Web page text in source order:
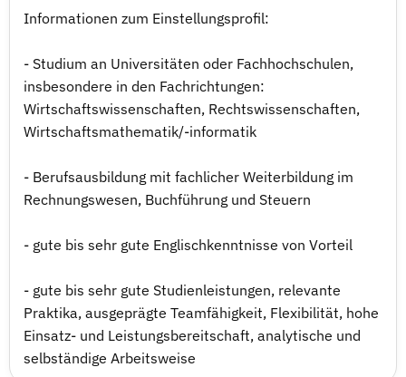
Informationen zum Einstellungsprofil:
- Studium an Universitäten oder Fachhochschulen,
insbesondere in den Fachrichtungen:
Wirtschaftswissenschaften, Rechtswissenschaften,
Wirtschaftsmathematik/-informatik
- Berufsausbildung mit fachlicher Weiterbildung im
Rechnungswesen, Buchführung und Steuern
- gute bis sehr gute Englischkenntnisse von Vorteil
- gute bis sehr gute Studienleistungen, relevante
Praktika, ausgeprägte Teamfähigkeit, Flexibilität, hohe
Einsatz- und Leistungsbereitschaft, analytische und
selbständige Arbeitsweise